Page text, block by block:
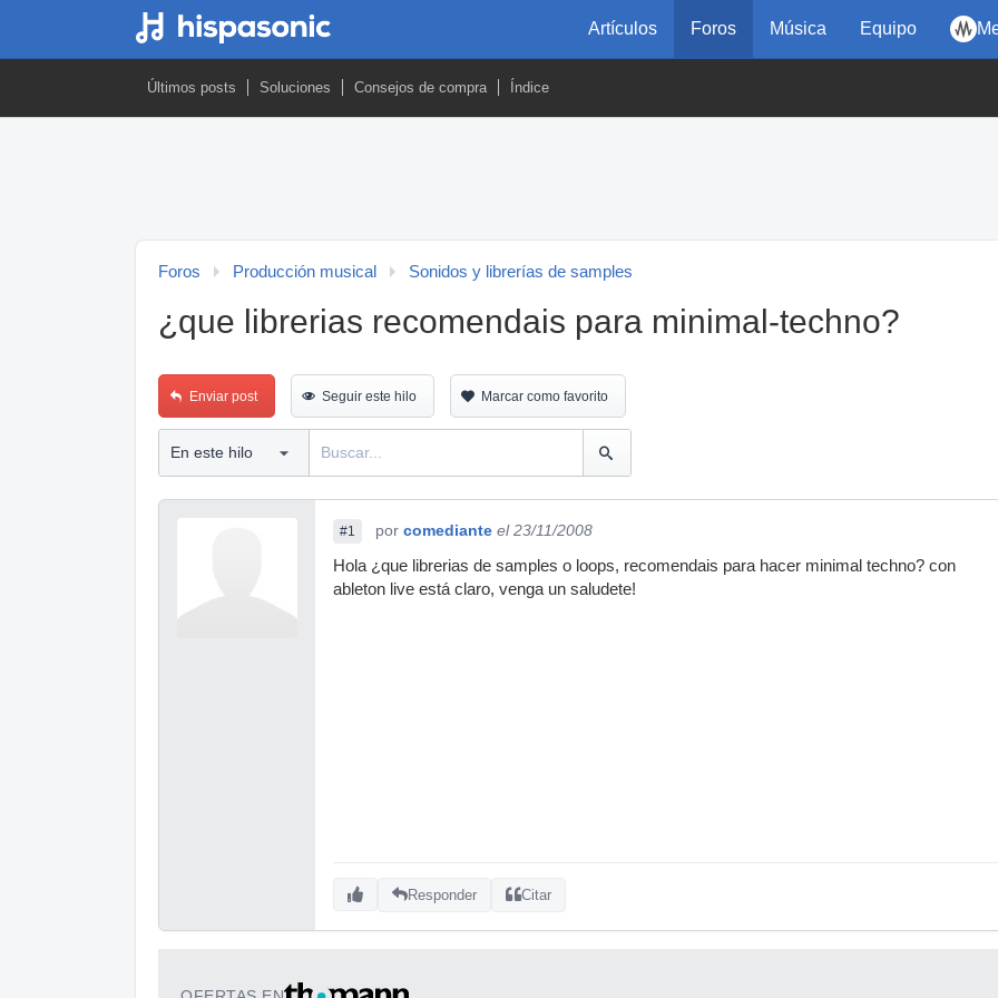
Artículos Foros Música Equipo
Últimos posts Soluciones Consejos de compra Índice
Foros Producción musical Sonidos y librerías de samples
¿que librerias recomendais para minimal-techno?
Enviar post Seguir este hilo Marcar como favorito
#1 por comediante el 23/11/2008
Hola ¿que librerias de samples o loops, recomendais para hacer minimal techno? con
ableton live está claro, venga un saludete!
Responder Citar